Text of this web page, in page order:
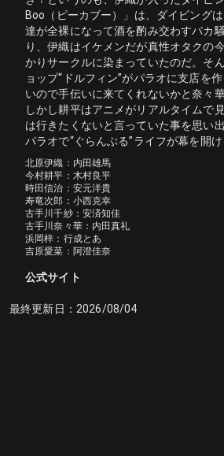
Boo（ピーカブー）」は、ダイビング
達が全裸になって酒を酌み交わすバカ
り、伊織はイケメンだが真性オタクの
かりサークルに染まっていたのだ。そ
ョップ“ドルフィン”がパラオに支店を
いので手伝いに来てくれないかと奈々
しかし耕平はアニメがリアルタイムで
は行きたくないと言っていた事を思い
パラオで“ぐらんぶる”ライフが幕を開け
北原伊織：内田雄馬
今村耕平：木村良平
時田信治：安元洋貴
寿竜次郎：小西克幸
古手川千紗：安済知佳
古手川奈々華：内田真礼
浜岡梓：行成とあ
吉原愛菜：阿澄佳奈
公式サイト
最終更新日： 2026/08/04